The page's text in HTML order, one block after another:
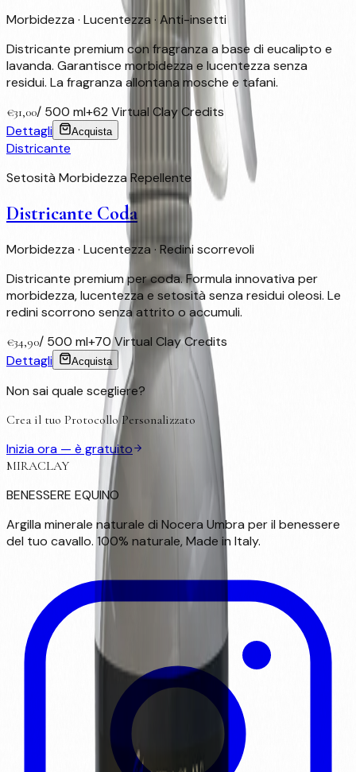
Morbidezza · Lucentezza · Anti-insetti
Districante premium con fragranza a base di eucalipto e
lavanda. Garantisce morbidezza e lucentezza senza
residui. La fragranza allontana mosche e tafani.
€31,00/ 500 ml+62 Virtual Clay Credits
Dettagli
Acquista
Districante
Setosità Morbidezza Repellente
Districante Coda
Morbidezza · Lucentezza · Redini scorrevoli
Districante premium per coda. Formula innovativa per
morbidezza, lucentezza e setosità senza residui oleosi. Le
redini scorrono senza attrito o accumuli.
€34,90/ 500 ml+70Virtual Clay Credits
Dettagli
Acquista
Non sai quale scegliere?
Crea il tuo Protocollo Personalizzato
Inizia ora — è gratuito
MIRACLAY
BENESSERE EQUINO
Argilla minerale naturale di Nocera Umbra per il benessere
del tuo cavallo. 100% naturale, Made in Italy.